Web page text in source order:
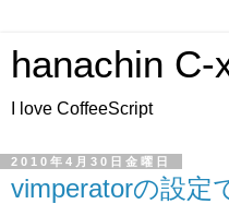
hanachin C-
I love CoffeeScript
2010年4月30日金曜日
vimperatorの設定